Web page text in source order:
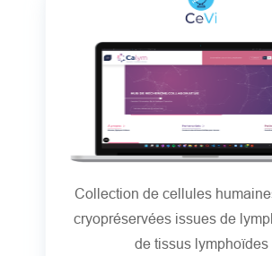
Collection de cellules
cryopréservées issues de
de tissus lymphoïdes